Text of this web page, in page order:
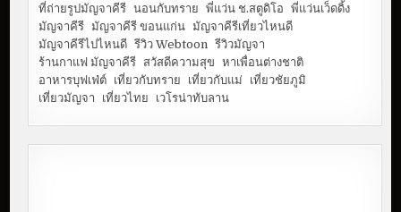
ที่ถ่ายรูปมัญจาคีรี นอนกับทราย พี่แว่น ช.สตูดิโอ
พี่แว่นเว็ดดิ้ง
มัญจาคีรี มัญจาคีรี ขอนแก่น มัญจาคีรีเที่ยวไหนดี
มัญจาคีรีไปไหนดี รีวิว Webtoon
รีวิวมัญจา
ร้านกาแฟ มัญจาคีรี สวัสดีความสุข
หาเพื่อนต่างชาติ
อาหารบุฟเฟ่ต์ เที่ยวกับทราย เที่ยวกับแม่
เที่ยวชัยภูมิ
เที่ยวมัญจา
เที่ยวไทย เวโรน่าทับลาน